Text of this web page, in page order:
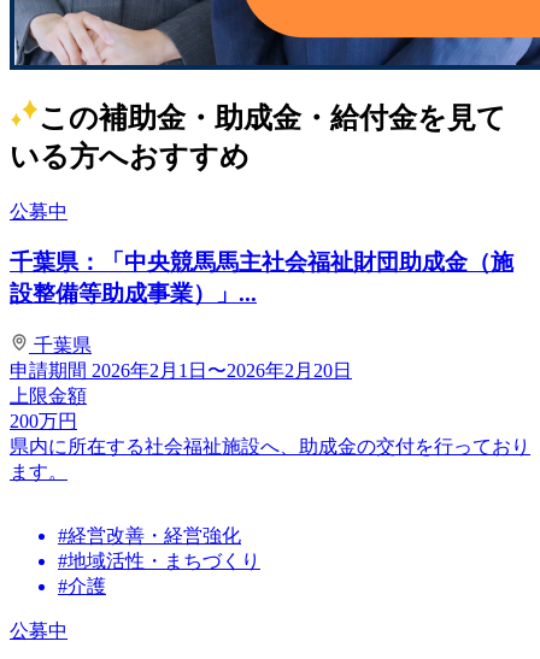
この補助金・助成金・給付金を見て
いる方へおすすめ
公募中
千葉県：「中央競馬馬主社会福祉財団助成金（施
設整備等助成事業）」...
千葉県
申請期間 2026年2月1日〜2026年2月20日
上限金額
200万円
県内に所在する社会福祉施設へ、助成金の交付を行っており
ます。
#経営改善・経営強化
#地域活性・まちづくり
#介護
公募中